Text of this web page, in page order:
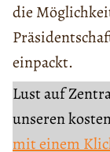
die
einpackt.
Lust auf
unseren
mit einem